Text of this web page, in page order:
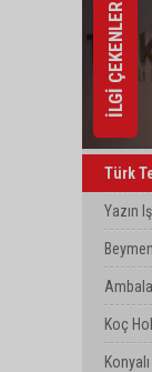
İLGİ ÇEKENLER
Türk
Yazın
Uyarısı
Koç